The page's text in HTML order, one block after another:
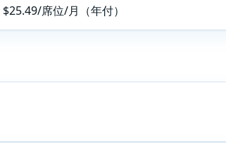
$25.49/席位/月（年付）